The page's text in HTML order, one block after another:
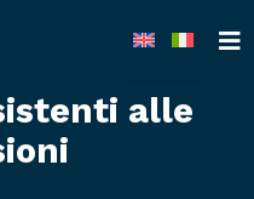
alle